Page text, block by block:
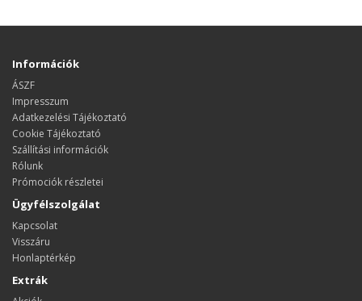
Információk
ÁSZF
Impresszum
Adatkezelési Tájékoztató
Cookie Tájékoztató
Szállítási információk
Rólunk
Prómociók részletei
Ügyfélszolgálat
Kapcsolat
Visszáru
Honlaptérkép
Extrák